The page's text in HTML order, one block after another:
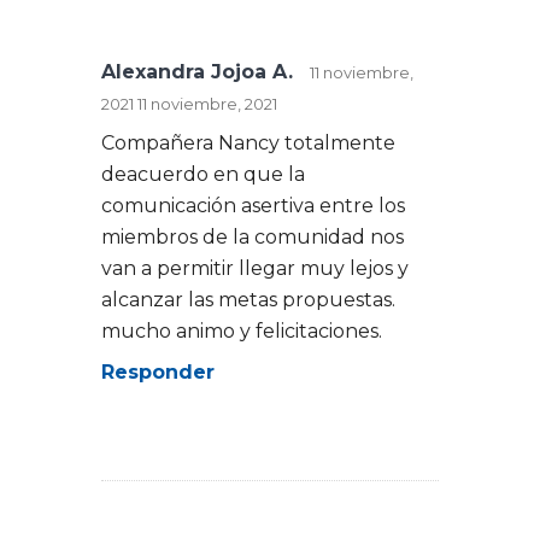
Alexandra Jojoa A.
11 noviembre,
2021 11 noviembre, 2021
Compañera Nancy totalmente
deacuerdo en que la
comunicación asertiva entre los
miembros de la comunidad nos
van a permitir llegar muy lejos y
alcanzar las metas propuestas.
mucho animo y felicitaciones.
Responder